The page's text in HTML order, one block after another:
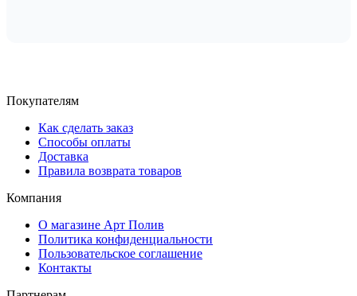
Покупателям
Как сделать заказ
Способы оплаты
Доставка
Правила возврата товаров
Компания
О магазине Арт Полив
Политика конфиденциальности
Пользовательское соглашение
Контакты